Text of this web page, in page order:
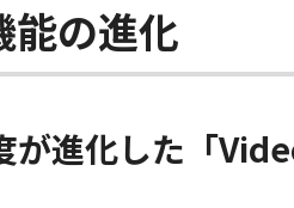
能の進化
が進化した「